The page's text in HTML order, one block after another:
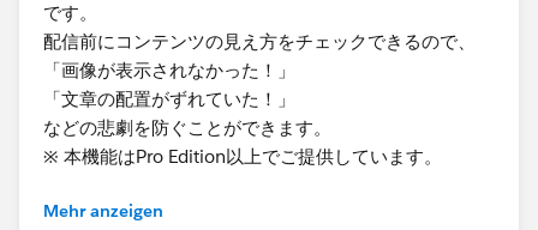
です。
配信前にコンテンツの見え方をチェックできるので、
「画像が表示されなかった！」
「文章の配置がずれていた！」
などの悲劇を防ぐことができます。
※ 本機能はPro Edition以上でご提供しています。
▼ iPhone7～iPhoneXのプレビューはどう見るの？
Mehr anzeigen